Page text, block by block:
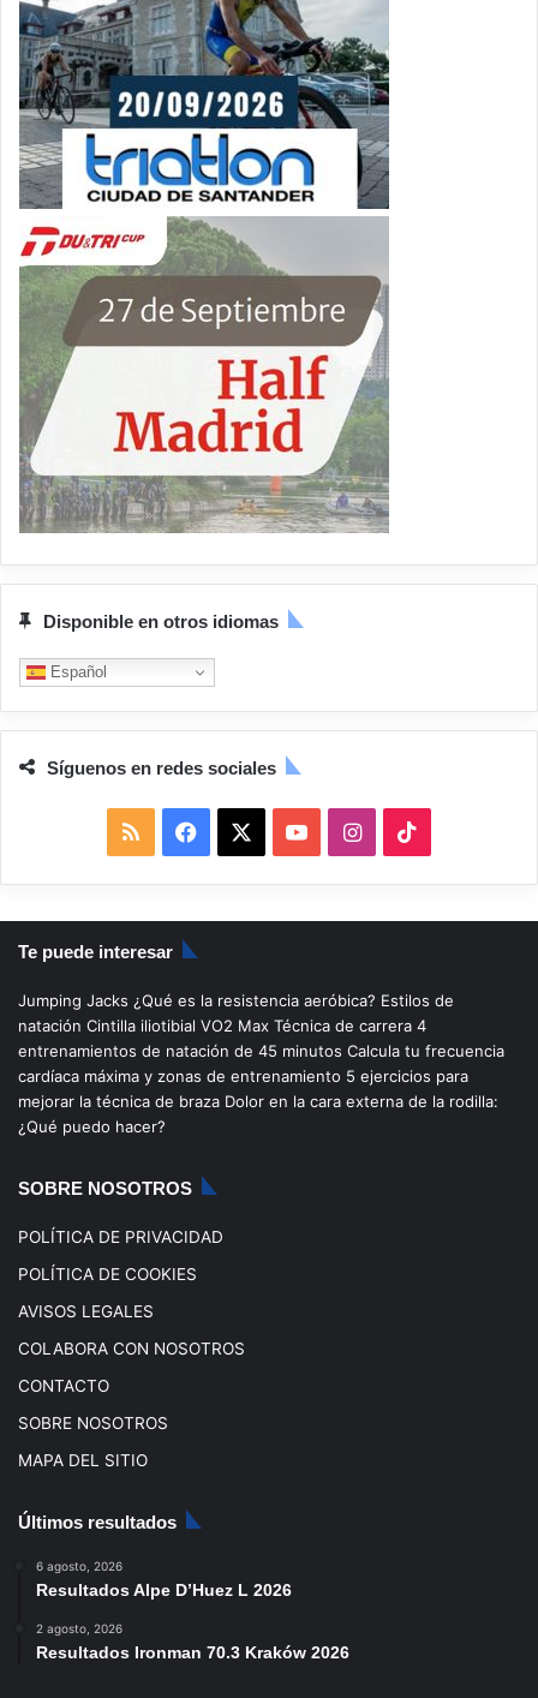
Disponible en otros idiomas
Español
Síguenos en redes sociales
S
S
a
c
b
o
o
u
u
b
I
n
s
a
g
i
k
o
k
Te puede interesar
Jumping Jacks ¿Qué es la resistencia aeróbica? Estilos de
natación Cintilla iliotibial VO2 Max Técnica de carrera 4
entrenamientos de natación de 45 minutos Calcula tu frecuencia
cardíaca máxima y zonas de entrenamiento 5 ejercicios para
mejorar la técnica de braza Dolor en la cara externa de la rodilla:
¿Qué puedo hacer?
SOBRE NOSOTROS
POLÍTICA DE PRIVACIDAD
POLÍTICA DE COOKIES
AVISOS LEGALES
COLABORA CON NOSOTROS
CONTACTO
SOBRE NOSOTROS
MAPA DEL SITIO
Últimos resultados
6 agosto, 2026
Resultados Alpe D’Huez L 2026
2 agosto, 2026
Resultados Ironman 70.3 Kraków 2026